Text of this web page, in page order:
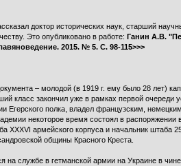
доктор исторических наук, старший
Это опубликовано в работе: Ганин А.В.
2015. № 5. С. 98-115>>>
– молодой (в 1919 г. ему было 28 лет)
класс закончил уже в рамках первой очереди
Егерского полка, владел французским,
некоторое время состоял в
XXXVI армейского корпуса и начальник
общины Красного Креста.
службе в гетманской армии на Украине в